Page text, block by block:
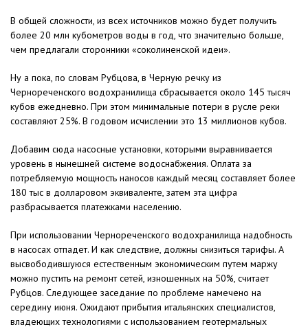
В общей сложности, из всех источников можно будет получить
более 20 млн кубометров воды в год, что значительно больше,
чем предлагали сторонники «соколиненской идеи».
Ну а пока, по словам Рубцова, в Черную речку из
Чернореченского водохранилища сбрасывается около 145 тысяч
кубов ежедневно. При этом минимальные потери в русле реки
составляют 25%. В годовом исчислении это 13 миллионов кубов.
Добавим сюда насосные установки, которыми выравнивается
уровень в нынешней системе водоснабжения. Оплата за
потребляемую мощность наносов каждый месяц составляет более
180 тыс в долларовом эквиваленте, затем эта цифра
разбрасывается платежками населению.
При использовании Чернореченского водохранилища надобность
в насосах отпадет. И как следствие, должны снизиться тарифы. А
высвободившуюся естественным экономическим путем маржу
можно пустить на ремонт сетей, изношенных на 50%, считает
Рубцов. Следующее заседание по проблеме намечено на
середину июня. Ожидают прибытия итальянских специалистов,
владеющих технологиями с использованием геотермальных